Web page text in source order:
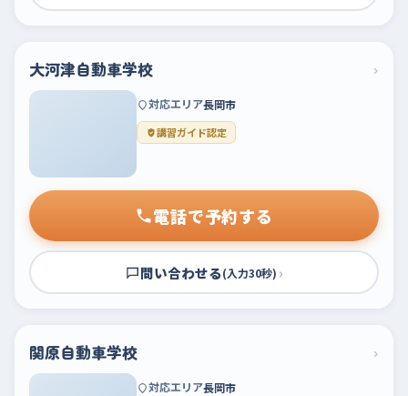
大河津自動車学校 ›
対応エリア長岡市
講習ガイド認定
電話で予約する
問い合わせる(入力30秒) ›
関原自動車学校 ›
対応エリア長岡市